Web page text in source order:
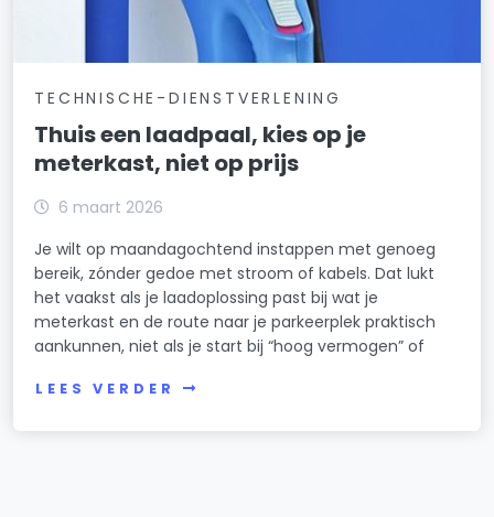
TECHNISCHE-DIENSTVERLENING
Thuis een laadpaal, kies op je
meterkast, niet op prijs
6 maart 2026
Je wilt op maandagochtend instappen met genoeg
bereik, zónder gedoe met stroom of kabels. Dat lukt
het vaakst als je laadoplossing past bij wat je
meterkast en de route naar je parkeerplek praktisch
aankunnen, niet als je start bij “hoog vermogen” of
LEES VERDER